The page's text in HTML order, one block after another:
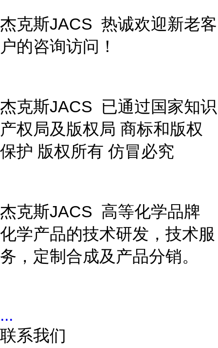
杰克斯JACS 热诚欢迎新老客
户的咨询访问！
杰克斯JACS 已通过国家知识
产权局及版权局 商标和版权
保护 版权所有 仿冒必究
杰克斯JACS 高等化学品牌
化学产品的技术研发，技术服
务，定制合成及产品分销。
...
联系我们